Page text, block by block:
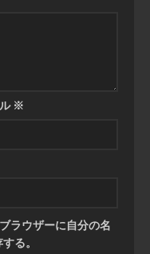
※
ラウザーに自分の名
る。